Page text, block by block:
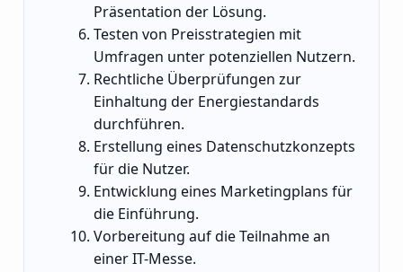
Präsentation der Lösung.
Testen von Preisstrategien mit
Umfragen unter potenziellen Nutzern.
Rechtliche Überprüfungen zur
Einhaltung der Energiestandards
durchführen.
Erstellung eines Datenschutzkonzepts
für die Nutzer.
Entwicklung eines Marketingplans für
die Einführung.
Vorbereitung auf die Teilnahme an
einer IT-Messe.